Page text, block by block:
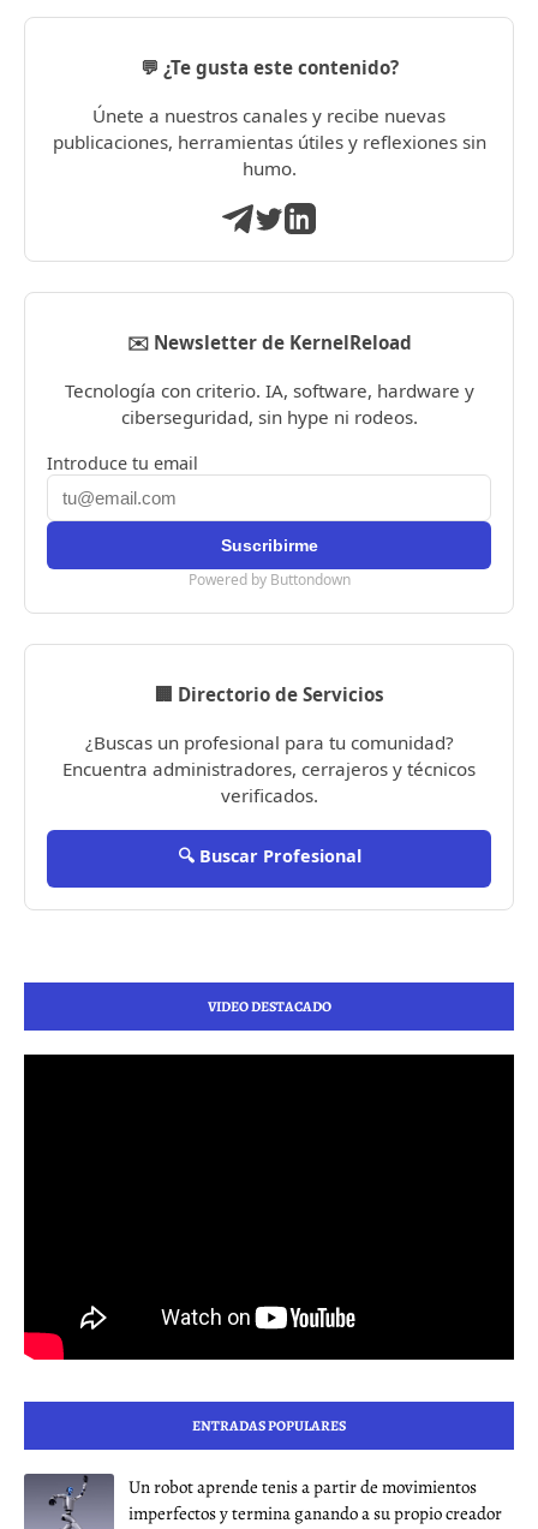
💬 ¿Te gusta este contenido?
Únete a nuestros canales y recibe nuevas
publicaciones, herramientas útiles y reflexiones sin
humo.
✉️ Newsletter de KernelReload
Tecnología con criterio. IA, software, hardware y
ciberseguridad, sin hype ni rodeos.
Introduce tu email
Powered by Buttondown
🏢 Directorio de Servicios
¿Buscas un profesional para tu comunidad?
Encuentra administradores, cerrajeros y técnicos
verificados.
🔍 Buscar Profesional
VIDEO DESTACADO
ENTRADAS POPULARES
Un robot aprende tenis a partir de movimientos
imperfectos y termina ganando a su propio creador